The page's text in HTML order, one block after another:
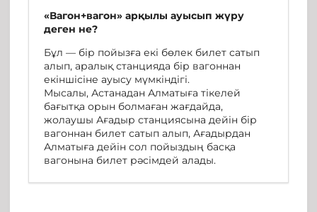
«Вагон+вагон» арқылы ауысып жүру
деген не?
Бұл — бір пойызға екі бөлек билет сатып
алып, аралық станцияда бір вагоннан
екіншісіне ауысу мүмкіндігі.
Мысалы, Астанадан Алматыға тікелей
бағытқа орын болмаған жағдайда,
жолаушы Ағадыр станциясына дейін бір
вагоннан билет сатып алып, Ағадырдан
Алматыға дейін сол пойыздың басқа
вагонына билет рәсімдей алады.